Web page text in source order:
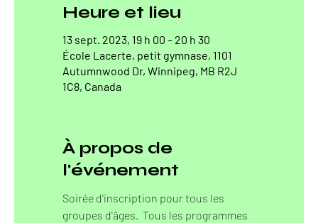
Heure et lieu
13 sept. 2023, 19 h 00 – 20 h 30
École Lacerte, petit gymnase, 1101
Autumnwood Dr, Winnipeg, MB R2J
1C8, Canada
À propos de
l'événement
Soirée d'inscription pour tous les
groupes d'âges.  Tous les programmes